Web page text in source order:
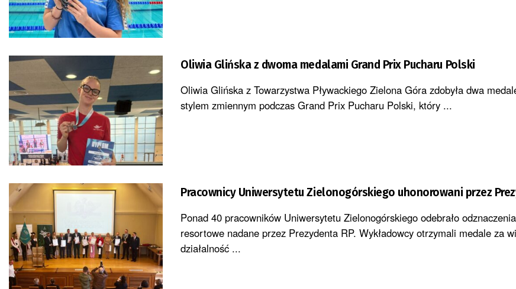
Oliwia Glińska z dwoma medalami Grand Prix Pucharu Polski
Oliwia Glińska z Towarzystwa Pływackiego Zielona Góra zdobyła dwa
stylem zmiennym podczas Grand Prix Pucharu Polski, który ...
Pracownicy Uniwersytetu Zielonogórskiego uhonorowani przez
Ponad 40 pracowników Uniwersytetu Zielonogórskiego odebrało
resortowe nadane przez Prezydenta RP. Wykładowcy otrzymali medale za
działalność ...